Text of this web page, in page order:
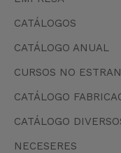
CATÁLOGOS
CATÁLOGO ANUAL
CURSOS NO
CATÁLOGO
CATÁLOGO
NECESERES